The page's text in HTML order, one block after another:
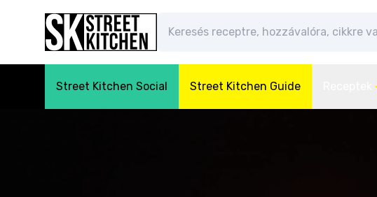
Street Kitchen Social Street Kitchen Guide